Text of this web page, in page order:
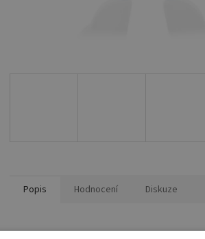
Popis Hodnocení Diskuze
Detailní popis produktu